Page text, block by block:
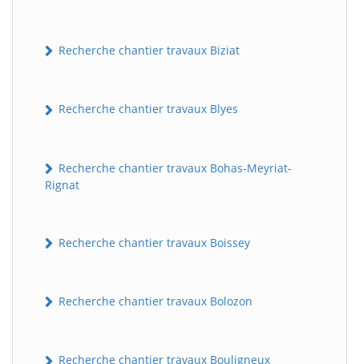
Recherche chantier travaux Biziat
Recherche chantier travaux Blyes
Recherche chantier travaux Bohas-Meyriat-
Rignat
Recherche chantier travaux Boissey
Recherche chantier travaux Bolozon
Recherche chantier travaux Bouligneux